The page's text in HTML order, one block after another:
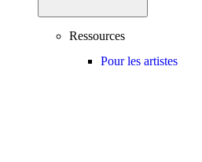
Ressources
Pour les artistes